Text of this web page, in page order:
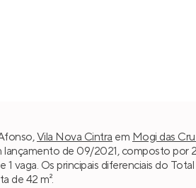
Vila Nova Cintra em Mogi das
lançamento de 09/2021, composto por
1 vaga. Os principais diferenciais do
de 42 m².